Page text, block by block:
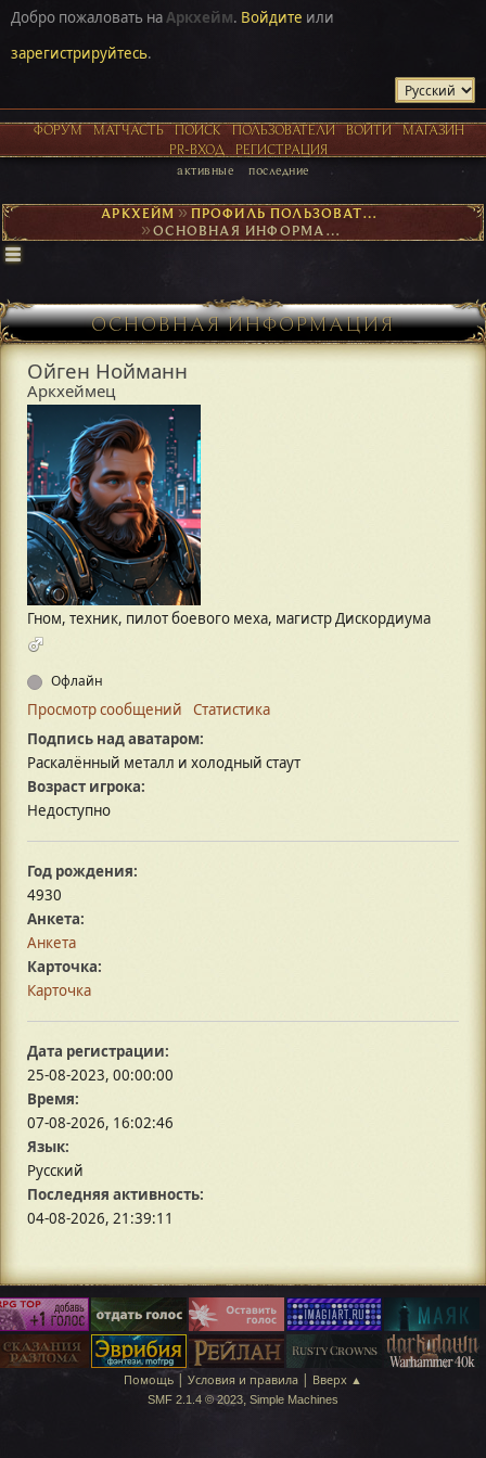
Добро пожаловать наАркхейм. Войдите или
зарегистрируйтесь.
ФОРУМ МАТЧАСТЬ ПОИСК ПОЛЬЗОВАТЕЛИ ВОЙТИ
МАГАЗИН
PR-ВХОД
РЕГИСТРАЦИЯ
активные последние
АРКХЕЙМ► ПРОФИЛЬ ПОЛЬЗОВАТЕЛЯ ОЙГЕН НОЙМАНН
► ОСНОВНАЯ ИНФОРМАЦИЯ
ОСНОВНАЯ ИНФОРМАЦИЯ
Ойген Нойманн
Аркхеймец
Гном, техник, пилот боевого меха, магистр Дискордиума
Офлайн
Просмотр сообщений
Статистика
Подпись над аватаром:
Раскалённый металл и холодный стаут
Возраст игрока:
Недоступно
Год рождения:
4930
Анкета:
Анкета
Карточка:
Карточка
Дата регистрации:
25-08-2023, 00:00:00
Время:
07-08-2026, 16:02:46
Язык:
Русский
Последняя активность:
04-08-2026, 21:39:11
Помощь| Условия и правила | Вверх ▲
SMF 2.1.4 © 2023, Simple Machines